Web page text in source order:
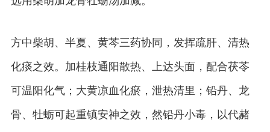
方中柴胡、半夏、黄芩三药协同，发挥疏肝、清热
化痰之效。加桂枝通阳散热、上达头面，配合茯苓
可温阳化气；大黄凉血化瘀，泄热清里；铅丹、龙
骨、牡蛎可起重镇安神之效，然铅丹小毒，以代赭